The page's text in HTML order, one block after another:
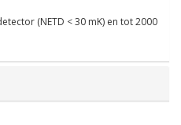
(NETD < 30 mK) en tot 2000